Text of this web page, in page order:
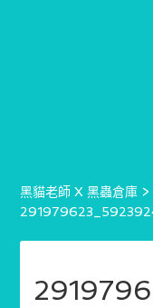
黑貓老師 X 黑蟲倉庫 >